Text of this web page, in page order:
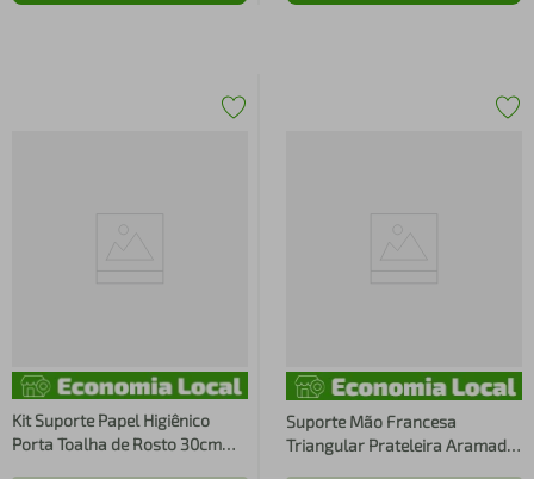
Kit Suporte Papel Higiênico
Porta Toalha de Rosto 30cm
Suporte Mão Francesa
Triangular Prateleira Aramado